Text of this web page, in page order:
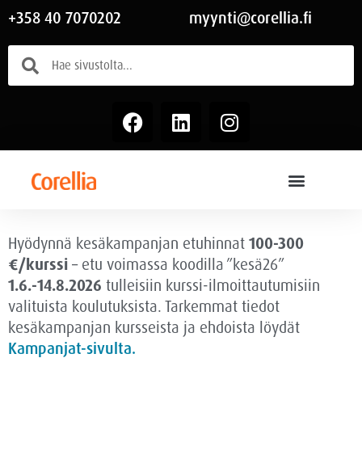
+358 40 7070202 myynti@corellia.fi
Hyödynnä kesäkampanjan etuhinnat 100-300
€/kurssi – etu voimassa koodilla ”kesä26”
1.6.-14.8.2026 tulleisiin kurssi-ilmoittautumisiin
valituista koulutuksista. Tarkemmat tiedot
kesäkampanjan kursseista ja ehdoista löydät
Kampanjat-sivulta.